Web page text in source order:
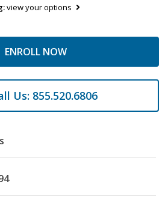
view your options
ENROLL NOW
Us: 855.520.6806